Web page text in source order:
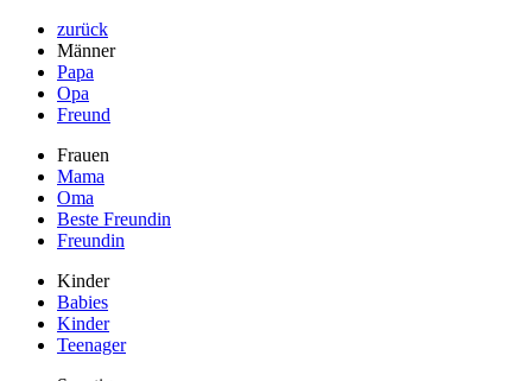
zurück
Männer
Papa
Opa
Freund
Frauen
Mama
Oma
Beste Freundin
Freundin
Kinder
Babies
Kinder
Teenager